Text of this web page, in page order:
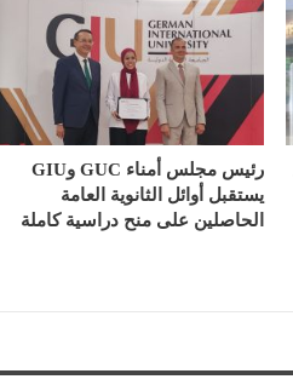
رئيس مجلس أمناء GUC وGIU
يستقبل أوائل الثانوية العامة
الحاصلين على منح دراسية كاملة